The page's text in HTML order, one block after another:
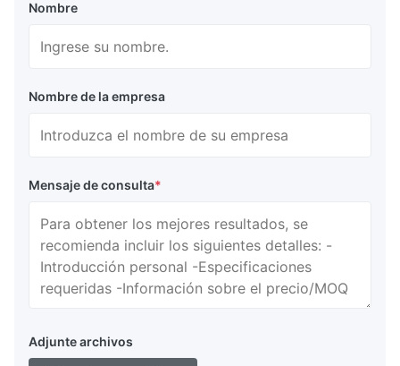
Nombre
Nombre de la empresa
Mensaje de consulta*
Adjunte archivos